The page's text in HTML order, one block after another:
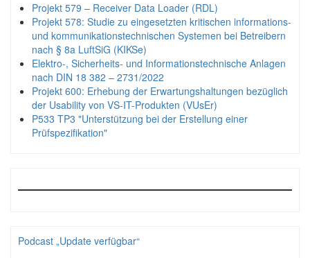
Projekt 579 – Receiver Data Loader (RDL)
Projekt 578: Studie zu eingesetzten kritischen informations-
und kommunikationstechnischen Systemen bei Betreibern
nach § 8a LuftSiG (KIKSe)
Elektro-, Sicherheits- und Informationstechnische Anlagen
nach DIN 18 382 – 2731/2022
Projekt 600: Erhebung der Erwartungshaltungen bezüglich
der Usability von VS-IT-Produkten (VUsEr)
P533 TP3 "Unterstützung bei der Erstellung einer
Prüfspezifikation"
Podcast „Update verfügbar“